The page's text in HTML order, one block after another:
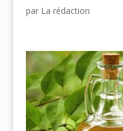
par La rédaction